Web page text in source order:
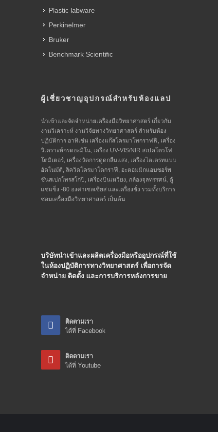
Plastic labware
Perkinelmer
Bruker
Benchmark Scientific
ผู้เชี่ยวชาญอุปกรณ์สำหรับห้องแลป
นำเข้าและจัดจำหน่ายเครื่องมือวิทยาศาสตร์ เกี่ยวกับ
งานวิเคราะห์ งานวิจัยทางวิทยาศาสตร์ สำหรับห้อง
ปฏิบัติการ อาทิเช่น เครื่องแก๊สโครมาโทกราฟฟี, เครื่อง
วิเคราะห์กรดอะมิโน, เครื่อง UV-VIS/NIR สเปคโตรโฟ
โตมิเตอร์, เครื่องวัดการดูดกลืนแสง, เครื่องไตเตรทแบบ
อัตโนมัติ, ลิควิดโครมาโตกราฟี, อะตอมมิกแอบซอร์พ
ชันสเปกโทรสโกปี, เครื่องปั่นเหวี่ยง, กล้องจุลทรรศน์, ตู้
แช่แข็ง -80 องศาเซลเซียส และเครื่องชั่ง รวมทั้งบริการ
ซ่อมเครื่องมือวิทยาศาสตร์ เป็นต้น
บริษัทนำเข้าและผลิตเครื่องมือหรืออุปกรณ์ที่ใช้
ในห้องปฏิบัติการทางวิทยาศาสตร์ เพื่อการจัด
จำหน่าย ติดตั้ง และการบริการหลังการขาย
ติดตามเรา
ได้ที่ Facebook
ติดตามเรา
ได้ที่ Youtube